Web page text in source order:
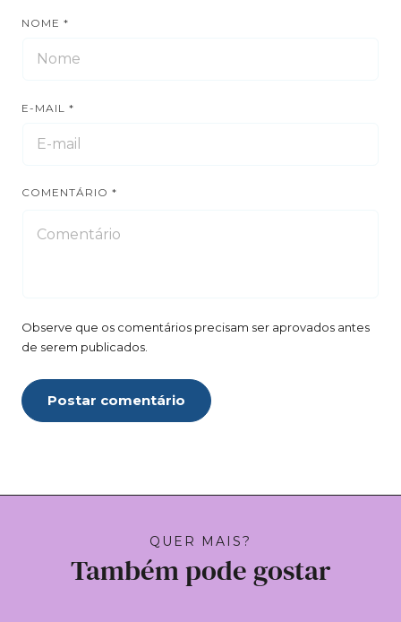
NOME *
E-MAIL *
COMENTÁRIO *
Observe que os comentários precisam ser aprovados antes
de serem publicados.
Postar comentário
QUER MAIS?
Também pode gostar